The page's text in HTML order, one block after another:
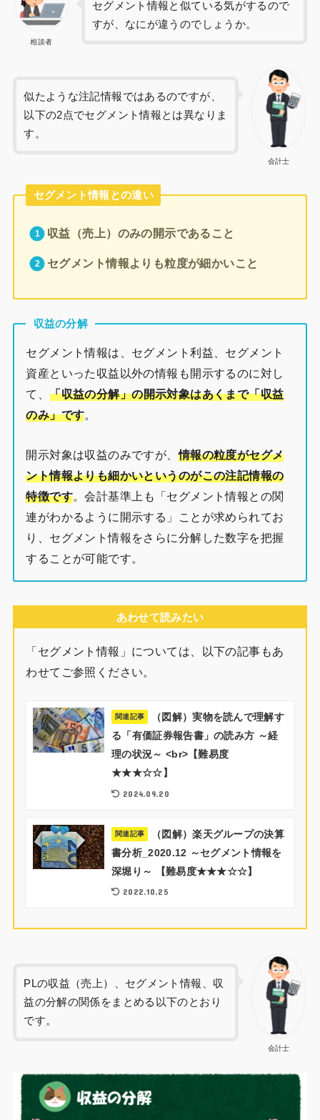
相談者
セグメント情報と似ている気がするので
すが、なにが違うのでしょうか。
会計士
似たような注記情報ではあるのですが、
以下の2点でセグメント情報とは異なりま
す。
セグメント情報との違い
収益（売上）のみの開示であること
セグメント情報よりも粒度が細かいこと
収益の分解
セグメント情報は、セグメント利益、セグメント
資産といった収益以外の情報も開示するのに対し
て、 「収益の分解」の開示対象はあくまで「収益
のみ」です。
開示対象は収益のみですが、情報の粒度がセグメ
ント情報よりも細かいというのがこの注記情報の
特徴です。会計基準上も「セグメント情報との関
連がわかるように開示する」ことが求められてお
り、セグメント情報をさらに分解した数字を把握
することが可能です。
あわせて読みたい
「セグメント情報」については、以下の記事もあ
わせてご参照ください。
関連記事
（図解）実物を読んで理解す
る「有価証券報告書」の読み方 ～経
理の状況～ <br>【難易度
★★★☆☆】
2024.09.20
関連記事
（図解）楽天グループの決算
書分析_2020.12 ～セグメント情報を
深堀り～ 【難易度★★★☆☆】
2022.10.25
会計士
PLの収益（売上）、セグメント情報、収
益の分解の関係をまとめる以下のとおり
です。